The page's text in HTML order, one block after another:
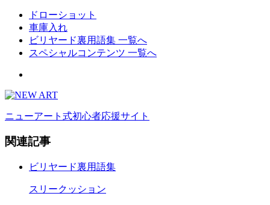
ドローショット
車庫入れ
ビリヤード裏用語集 一覧へ
スペシャルコンテンツ 一覧へ
ニューアート式初心者応援サイト
関連記事
ビリヤード裏用語集
スリークッション